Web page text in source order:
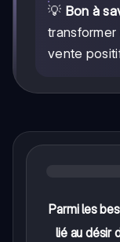
💡 Bon à
vente
Parmi les
lié au désir